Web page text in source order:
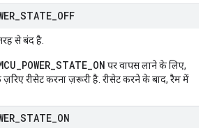
STATE OFF
से बंद है.
पर वापस लाने के लिए,
ज़रिए रीसेट करना ज़रूरी है. रीसेट करने के बाद, रैम में
STATE ON